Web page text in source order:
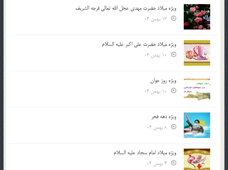
ویژه میلاد حضرت مهدی عجل الله تعالی فرجه الشريف
ویژه میلاد حضرت علی اکبر علیه السلام
ویژه روز جوان
ویژه دهه فجر
ویژه میلاد امام سجاد علیه السلام